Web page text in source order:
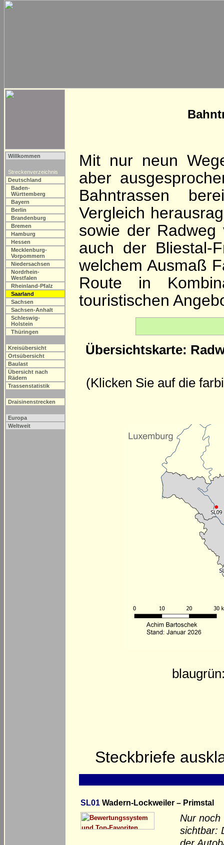
Willkommen
Streckenverzeichnis
Deutschland
Baden-
Württemberg
Bayern
Berlin
Brandenburg
Bremen
Hamburg
Hessen
Mecklenburg-
Vorpommern
Niedersachsen
Nordrhein-
Westfalen
Rheinland-Pfalz
Saarland
Sachsen
Sachsen-Anhalt
Schleswig-
Holstein
Thüringen
Kreisübersicht
Ortsübersicht
Baulast
Übersicht nach
Rädern
Trassenstatistik
Draisinenstrecken
Europa
Weltweit
Mit nur neun
aber
Bahntrassen
Vergleich
sowie der Radweg
auch der Bliestal-
welchem Ausmaß
Route in
touristischen
Übersichtskarte:
(Klicken Sie auf die
Steckbriefe
SL01 Wadern-Lockweiler – Primstal
Nur noch
sichtbar: